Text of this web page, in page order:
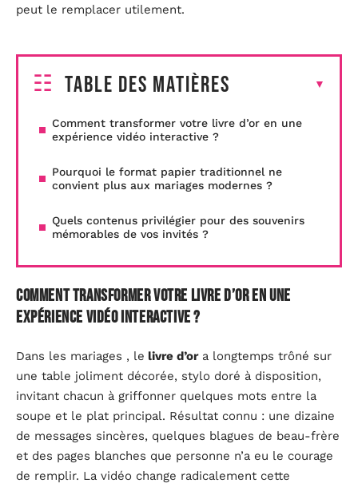
peut le remplacer utilement.
Table des matières
Comment transformer votre livre d’or en une
expérience vidéo interactive ?
Pourquoi le format papier traditionnel ne
convient plus aux mariages modernes ?
Quels contenus privilégier pour des souvenirs
mémorables de vos invités ?
Comment transformer votre livre d’or en une
expérience vidéo interactive ?
Dans les mariages , le livre d’ora longtemps trôné sur
une table joliment décorée, stylo doré à disposition,
invitant chacun à griffonner quelques mots entre la
soupe et le plat principal. Résultat connu : une dizaine
de messages sincères, quelques blagues de beau-frère
et des pages blanches que personne n’a eu le courage
de remplir. La vidéo change radicalement cette